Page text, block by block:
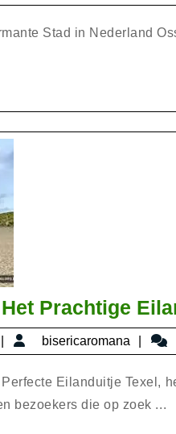
september
2025Stad in Nederland
Prachtige
20
augustus
2025
bisericaromana
Eilanduitje Texel,
bezoekers die op zoek ...